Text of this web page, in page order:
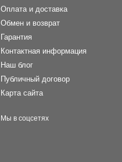
Оплата и доставка
Обмен и возврат
Гарантия
Контактная информация
Наш блог
Публичный договор
Карта сайта
Мы в соцсетях